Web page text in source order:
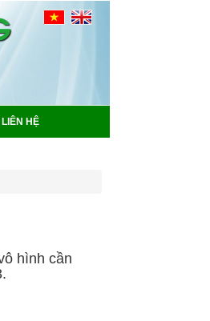
LIÊN HỆ
hình cần